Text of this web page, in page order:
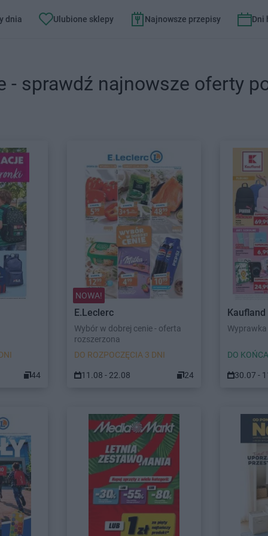
dnia Ulubione sklepy Najnowsze przepisy Dni
- sprawdź najnowsze oferty
44
NOWA!
E.Leclerc
Wybór w dobrej cenie - oferta
rozszerzona
DO ROZPOCZĘCIA 3 DNI
11.08 - 22.08 24
Kaufland
DO
30.07 -